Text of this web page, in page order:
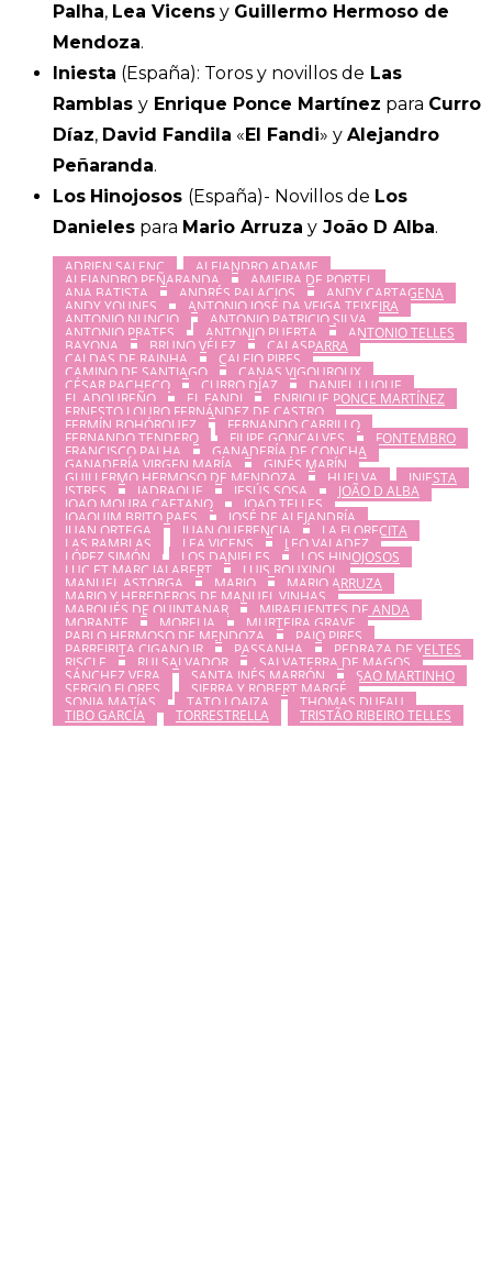
Palha, Lea Vicens y Guillermo Hermoso de
Mendoza.
Iniesta (España): Toros y novillos de Las
Ramblas y Enrique Ponce Martínez para Curro
Díaz, David Fandila «El Fandi» y Alejandro
Peñaranda.
Los Hinojosos (España)- Novillos de Los
Danieles para Mario Arruza y João D Alba.
ADRIEN SALENC ALEJANDRO ADAME
ALEJANDRO PEÑARANDA AMIEIRA DE PORTEL
ANA BATISTA ANDRÉS PALACIOS ANDY CARTAGENA
ANDY YOUNES ANTONIO JOSÉ DA VEIGA TEIXEIRA
ANTONIO NUNCIO ANTONIO PATRICIO SILVA
ANTONIO PRATES ANTONIO PUERTA ANTONIO TELLES
BAYONA BRUNO VÉLEZ CALASPARRA
CALDAS DE RAINHA CALEJO PIRES
CAMINO DE SANTIAGO CANAS VIGOUROUX
CÉSAR PACHECO CURRO DÍAZ DANIEL LUQUE
EL ADOUREÑO EL FANDI ENRIQUE PONCE MARTÍNEZ
ERNESTO LOURO FERNÁNDEZ DE CASTRO
FERMÍN BOHÓRQUEZ FERNANDO CARRILLO
FERNANDO TENDERO FILIPE GONÇALVES FONTEMBRO
FRANCISCO PALHA GANADERÍA DE CONCHA
GANADERÍA VIRGEN MARÍA GINÉS MARÍN
GUILLERMO HERMOSO DE MENDOZA HUELVA INIESTA
ISTRES JADRAQUE JESÚS SOSA JOÃO D ALBA
JOAO MOURA CAETANO JOAO TELLES
JOAQUIM BRITO PAES JOSÉ DE ALEJANDRÍA
JUAN ORTEGA JUAN QUERENCIA LA FLORECITA
LAS RAMBLAS LEA VICENS LEO VALADEZ
LÓPEZ SIMÓN LOS DANIELES LOS HINOJOSOS
LUC ET MARC JALABERT LUIS ROUXINOL
MANUEL ASTORGA MARIO MARIO ARRUZA
MARIO Y HEREDEROS DE MANUEL VINHAS
MARQUÉS DE QUINTANAR MIRAFUENTES DE ANDA
MORANTE MORELIA MURTEIRA GRAVE
PABLO HERMOSO DE MENDOZA PAIO PIRES
PARREIRITA CIGANO JR PASSANHA PEDRAZA DE YELTES
RISCLE RUI SALVADOR SALVATERRA DE MAGOS
SÁNCHEZ VERA SANTA INÉS MARRÓN SAO MARTINHO
SERGIO FLORES SIERRA Y ROBERT MARGÉ
SONIA MATÍAS TATO LOAIZA THOMAS DUFAU
TIBO GARCÍA TORRESTRELLA TRISTÃO RIBEIRO TELLES